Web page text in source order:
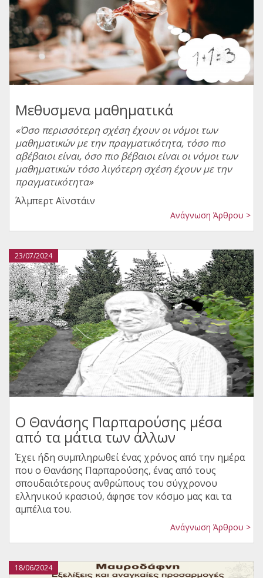
Μεθυσμενα μαθηματικά
«Όσο περισσότερη σχέση έχουν οι νόμοι των
μαθηματικών με την πραγματικότητα, τόσο πιο
αβέβαιοι είναι, όσο πιο βέβαιοι είναι οι νόμοι των
μαθηματικών τόσο λιγότερη σχέση έχουν με την
πραγματικότητα»
Άλμπερτ Αϊνστάιν
Ανάγνωση Άρθρου >
23/07/2024
Ο Θανάσης Παρπαρούσης μέσα
από τα μάτια των άλλων
Έχει ήδη συμπληρωθεί ένας χρόνος από την ημέρα
που ο Θανάσης Παρπαρούσης, ένας από τους
σπουδαιότερους ανθρώπους του σύγχρονου
ελληνικού κρασιού, άφησε τον κόσμο μας και τα
αμπέλια του.
Ανάγνωση Άρθρου >
18/06/2024